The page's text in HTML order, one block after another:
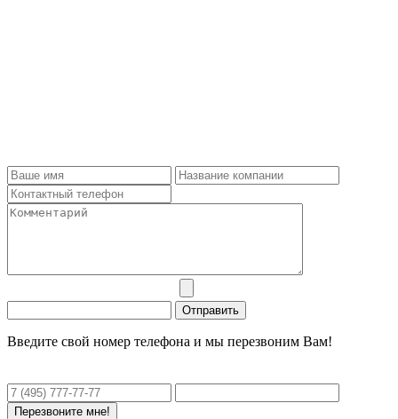
Введите свой номер телефона и мы перезвоним Вам!